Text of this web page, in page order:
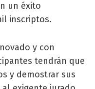
un éxito
inscriptos.
y con
tendrán que
y demostrar sus